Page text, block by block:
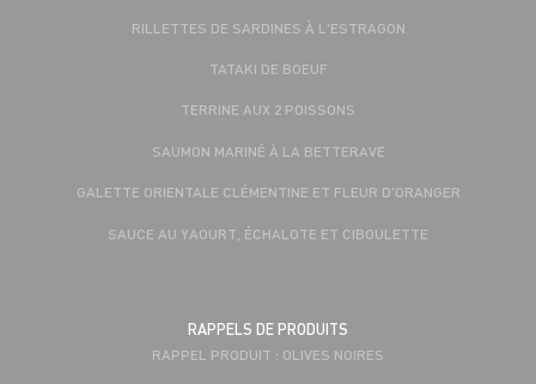
RILLETTES DE SARDINES À L'ESTRAGON
TATAKI DE BOEUF
TERRINE AUX 2 POISSONS
SAUMON MARINÉ À LA BETTERAVE
GALETTE ORIENTALE CLÉMENTINE ET FLEUR D'ORANGER
SAUCE AU YAOURT, ÉCHALOTE ET CIBOULETTE
RAPPELS DE PRODUITS
RAPPEL PRODUIT : OLIVES NOIRES